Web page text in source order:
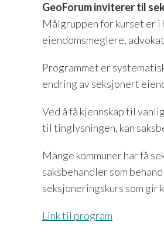
GeoForum inviterer til
Målgruppen for kurset er i
eiendomsmeglere,
Programmet er
endring av seksjonert
Ved å få kjennskap til
til tinglysningen, kan
Mange kommuner har få
saksbehandler som
seksjoneringskurs som gir
Link til program